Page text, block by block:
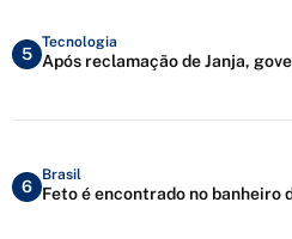
5
Tecnologia
Após reclamação de Janja,
6
Brasil
Feto é encontrado no banheiro